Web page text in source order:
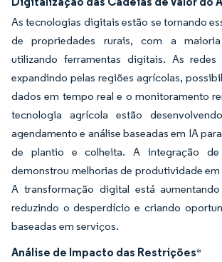
As tecnologias digitais estão se tornando
de propriedades rurais, com a
utilizando ferramentas digitais. As
expandindo pelas regiões agrícolas,
dados em tempo real e o monitoramento
tecnologia agrícola estão
agendamento e análise baseadas em IA
de plantio e colheita. A integração de
demonstrou melhorias de produtividade
A transformação digital está
reduzindo o desperdício e criando
baseadas em serviços.
Análise de Impacto das Restrições*